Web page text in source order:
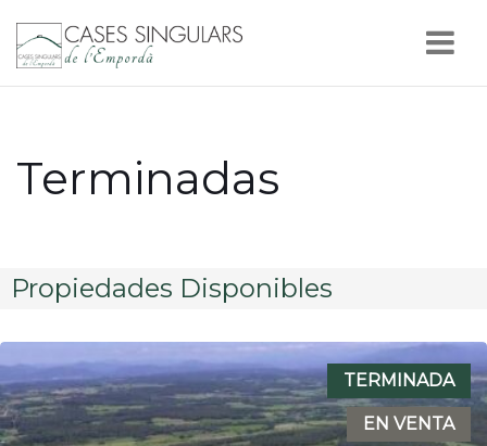
Terminadas
Propiedades Disponibles
TERMINADA
EN VENTA